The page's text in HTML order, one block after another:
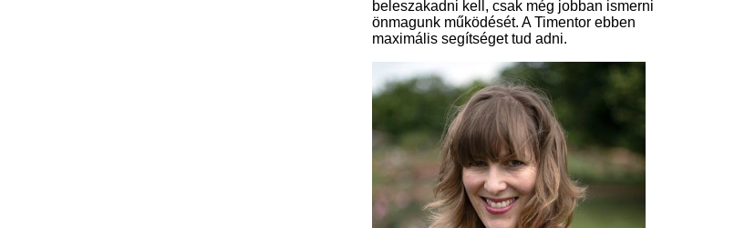
beleszakadni kell, csak még jobban ismerni
önmagunk működését. A Timentor ebben
maximális segítséget tud adni.